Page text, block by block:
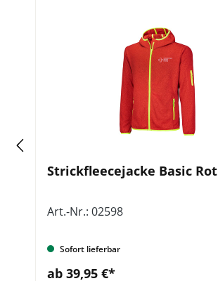
Strickfleecejacke Basic Rot
Art.-Nr.: 02598
Sofort lieferbar
ab 39,95 €*